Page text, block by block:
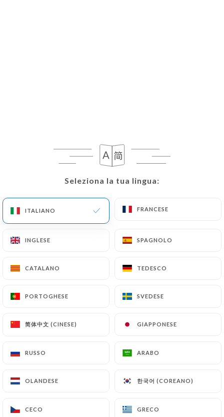
Seleziona la tua lingua:
ITALIANO FRANCESE
INGLESE SPAGNOLO
CATALANO TEDESCO
PORTOGHESE SVEDESE
简体中文 (CINESE) GIAPPONESE
RUSSO ARABO
OLANDESE 한국어 (COREANO)
CECO GRECO
Seleziona la tua lingua:
ITALIANO FRANCESE
INGLESE SPAGNOLO
CATALANO TEDESCO
PORTOGHESE SVEDESE
简体中文 (CINESE) GIAPPONESE
RUSSO ARABO
OLANDESE 한국어 (COREANO)
CECO GRECO